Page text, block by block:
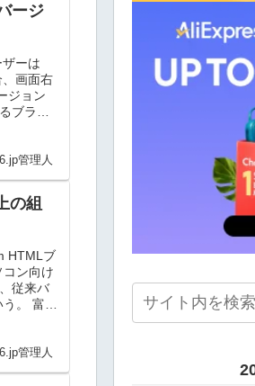
ージ
ーは
画面右
ジョン
ブラウ
管理人
の組
HTMLブ
ン向け
従来バ
。 富士
ろうけ
管理人